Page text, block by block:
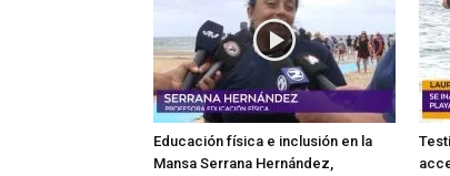
Educación física e inclusión en la
Mansa Serrana Hernández,